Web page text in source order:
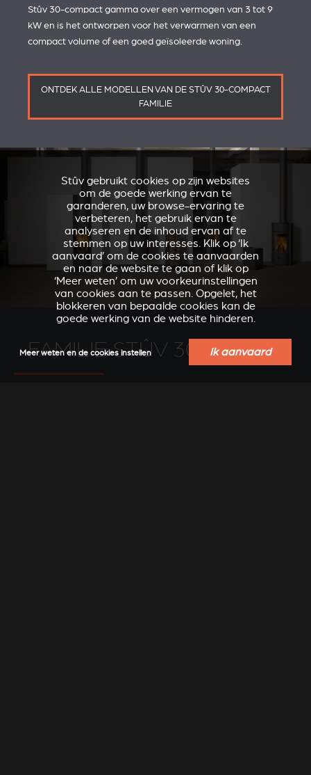
Stûv 30-compact gamma over een vermogen van 3 tot 9
kW en is het ontworpen voor het verwarmen van een
compact volume of een goed geïsoleerde woning.
ONTDEK ALLE MODELLEN VAN DE STÛV 30-COMPACT
FAMILIE
FAMILIE STÛV 30
Stûv gebruikt cookies op zijn websites
om de goede werking ervan te
garanderen, uw browse-ervaring te
verbeteren, het gebruik ervan te
analyseren en de inhoud ervan af te
stemmen op uw interesses. Klik op ‘Ik
aanvaard’ om de cookies te aanvaarden
en naar de website te gaan of klik op
‘Meer weten’ om uw voorkeurinstellingen
van cookies aan te passen. Opgelet, het
blokkeren van bepaalde cookies kan de
goede werking van de website hinderen.
Meer weten en de cookies instellen Ik aanvaard